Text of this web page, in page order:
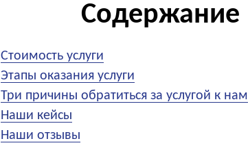
Содержание
Стоимость услуги
Этапы оказания услуги
Три причины обратиться за услугой к нам
Наши кейсы
Наши отзывы